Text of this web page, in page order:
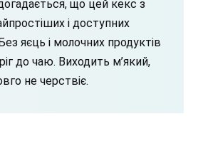
що цей кекс з
і доступних
яєць і молочних продуктів
до чаю. Виходить м’який,
не черствіє.